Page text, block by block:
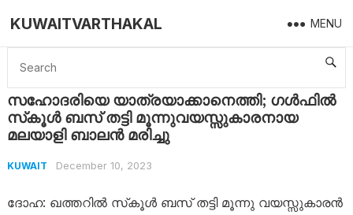
KUWAITVARTHAKAL MENU
Home Kuwait സഹോദരിയെ യാത്രയാക്കാനെത്തി; ഗൾഫിൽ സ്‌കൂള്‍ ബസ് തട്ടി മൂന്നുവയസ്സുകാരനായ മലയാളി ബാലൻ മരിച്ചു
സഹോദരിയെ യാത്രയാക്കാനെത്തി; ഗൾഫിൽ
സ്‌കൂള്‍ ബസ് തട്ടി മൂന്നുവയസ്സുകാരനായ
മലയാളി ബാലൻ മരിച്ചു
KUWAIT December 10, 2023
ദോഹ: ഖത്തറില്‍ സ്‌കൂള്‍ ബസ് തട്ടി മൂന്നു വയസ്സുകാരന്‍